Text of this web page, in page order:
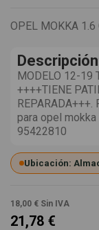
OPEL MOKKA
MODELO 12-19
++++TIENE
para opel
95422810
Ubicación:
18,00 € Sin IVA
21,78 €